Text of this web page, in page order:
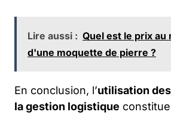
Lire aussi : Quel est le prix au
d'une moquette de pierre ?
En conclusion, l’utilisation
la gestion logistique